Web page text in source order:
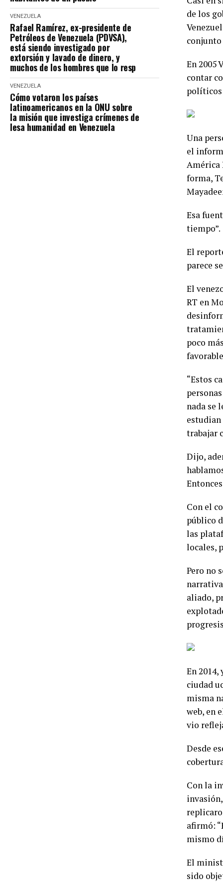
VENEZUELA
Rafael Ramírez, ex-presidente de
Petróleos de Venezuela (PDVSA),
está siendo investigado por
extorsión y lavado de dinero, y
muchos de los hombres que lo resp
VENEZUELA
Cómo votaron los países
latinoamericanos en la ONU sobre
la misión que investiga crímenes de
lesa humanidad en Venezuela
de los
En 2005
contar
políticos
Una
el
América
forma,
Esa
tiempo”.
El
parece
El
RT en
poco
“Estos
nada se
trabajar
Dijo,
Con el
público
las
locales,
Pero no
aliado,
En
ciudad
misma
web, en
vio
Desde
Con la
afirmó:
mismo
El
sido